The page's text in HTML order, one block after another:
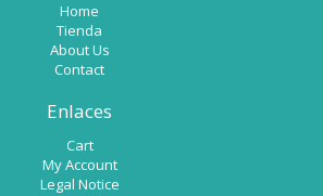
Home
Tienda
About Us
Contact
Enlaces
Cart
My Account
Legal Notice